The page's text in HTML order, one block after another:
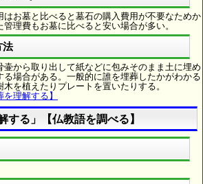
はお墓と比べると墓石の購入費用が不要なためか
理費もお墓に比べると安い場合が多い。
法
から取り出して紙などに包みそのまま土に埋め
る場合がある。一般的に誰を埋葬したかがわかる
を植えたりプレートを置いたりする。
理解する】
する」【仏教語を調べる】